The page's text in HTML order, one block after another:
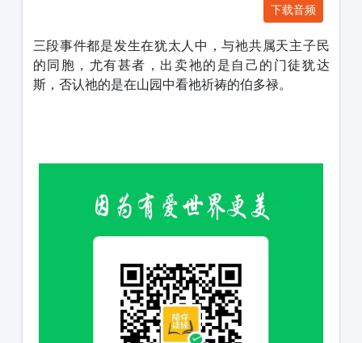
下载音频
三段事件都是发生在犹太人中，与祂共属天主子民
的同胞，尤有甚者，出卖祂的是自己的门徒犹达
斯，否认祂的是在山园中看祂祈祷的伯多禄。